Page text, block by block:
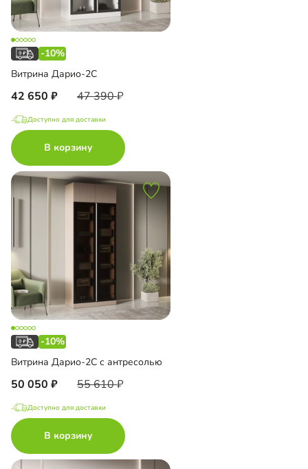
-10%
Витрина Дарио-2С
42 650 47 390
Доступно для доставки
В корзину
-10%
Витрина Дарио-2С с антресолью
50 050 55 610
Доступно для доставки
В корзину